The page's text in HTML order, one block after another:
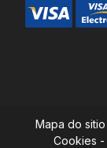
Mapa do sitio
Cookies -